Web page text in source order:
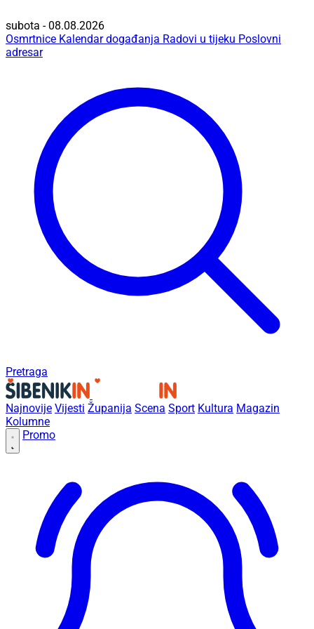
subota - 08.08.2026
Osmrtnice Kalendar događanja Radovi u tijeku Poslovni
adresar
Pretraga
Najnovije Vijesti Županija Scena Sport Kultura Magazin
Kolumne
Promo